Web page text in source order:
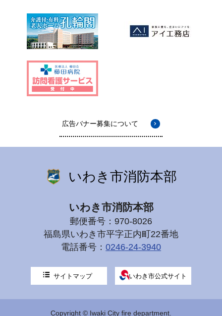
広告バナー募集について
いわき市消防本部
いわき市消防本部
郵便番号：970-8026
福島県いわき市平字正内町22番地
電話番号： 0246-24-3940
サイトマップ いわき市公式サイト
Copyright © Iwaki City fire department.